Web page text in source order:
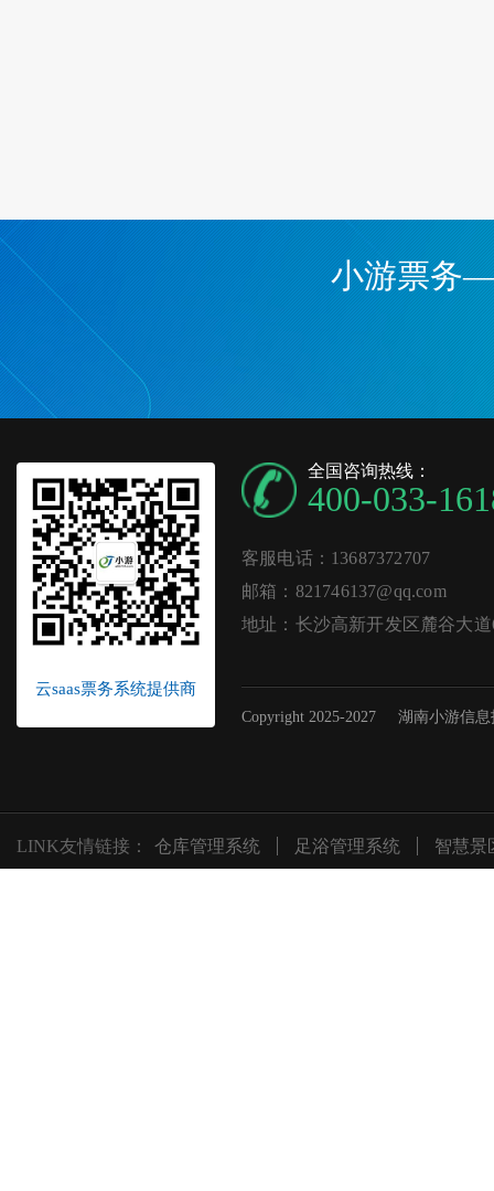
小游票务
云saas票务系统提供商
全国咨询热线：
400-033-
客服电话：13687372707
邮箱：821746137@qq.com
地址：长沙高新开发区麓谷大
Copyright 2025-2027 湖南小游信
LINK友情链接： 仓库管理系统 足浴管理系统 智慧景